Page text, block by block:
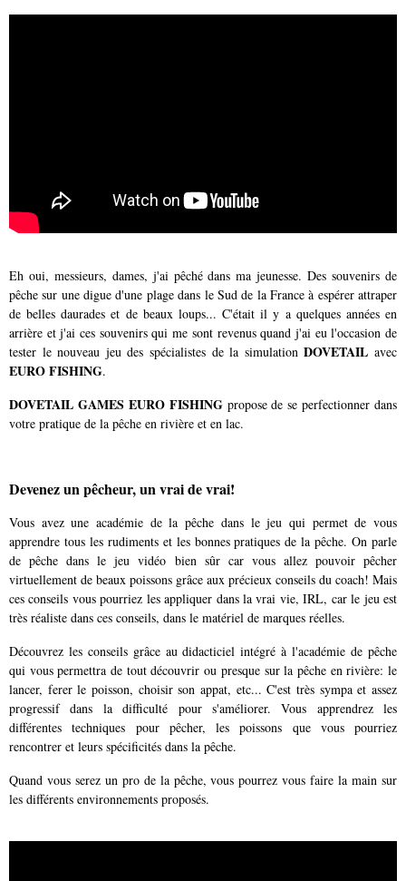
Eh oui, messieurs, dames, j'ai pêché dans ma jeunesse. Des souvenirs de
pêche sur une digue d'une plage dans le Sud de la France à espérer attraper
de belles daurades et de beaux loups... C'était il y a quelques années en
arrière et j'ai ces souvenirs qui me sont revenus quand j'ai eu l'occasion de
tester le nouveau jeu des spécialistes de la simulationDOVETAIL avec
EURO FISHING.
DOVETAIL GAMES EURO FISHINGpropose de se perfectionner dans
votre pratique de la pêche en rivière et en lac.
Devenez un pêcheur, un vrai de vrai!
Vous avez une académie de la pêche dans le jeu qui permet de vous
apprendre tous les rudiments et les bonnes pratiques de la pêche. On parle
de pêche dans le jeu vidéo bien sûr car vous allez pouvoir pêcher
virtuellement de beaux poissons grâce aux précieux conseils du coach! Mais
ces conseils vous pourriez les appliquer dans la vrai vie, IRL, car le jeu est
très réaliste dans ces conseils, dans le matériel de marques réelles.
Découvrez les conseils grâce au didacticiel intégré à l'académie de pêche
qui vous permettra de tout découvrir ou presque sur la pêche en rivière: le
lancer, ferer le poisson, choisir son appat, etc... C'est très sympa et assez
progressif dans la difficulté pour s'améliorer. Vous apprendrez les
différentes techniques pour pêcher, les poissons que vous pourriez
rencontrer et leurs spécificités dans la pêche.
Quand vous serez un pro de la pêche, vous pourrez vous faire la main sur
les différents environnements proposés.